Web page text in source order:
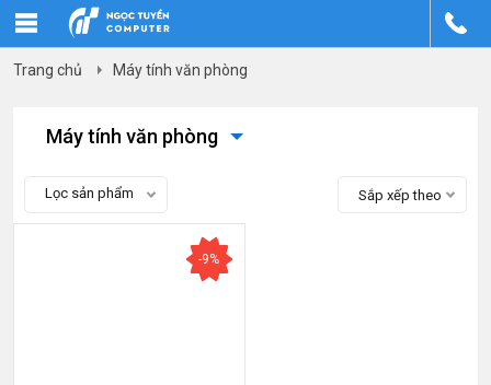
Trang chủ Máy tính văn phòng
Máy tính văn phòng
Lọc sản phẩm Sắp xếp theo
-9%